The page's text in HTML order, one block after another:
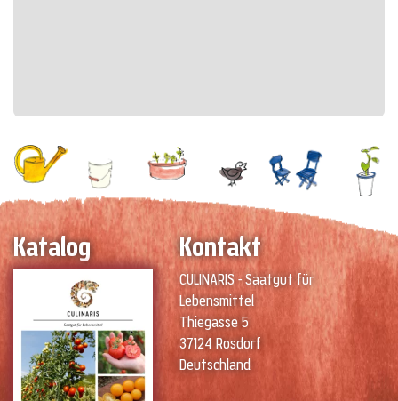
Katalog Kontakt
CULINARIS - Saatgut für
Lebensmittel
Thiegasse 5
37124 Rosdorf
Deutschland